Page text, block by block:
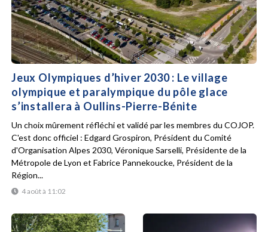
Jeux Olympiques d’hiver 2030 : Le village
olympique et paralympique du pôle glace
s’installera à Oullins-Pierre-Bénite
4 août à 11:02
Un choix mûrement réfléchi et validé par les membres du COJOP.
C'est donc officiel : Edgard Grospiron, Président du Comité
d'Organisation Alpes 2030, Véronique Sarselli, Présidente de la
Métropole de Lyon et Fabrice Pannekoucke, Président de la
Région...